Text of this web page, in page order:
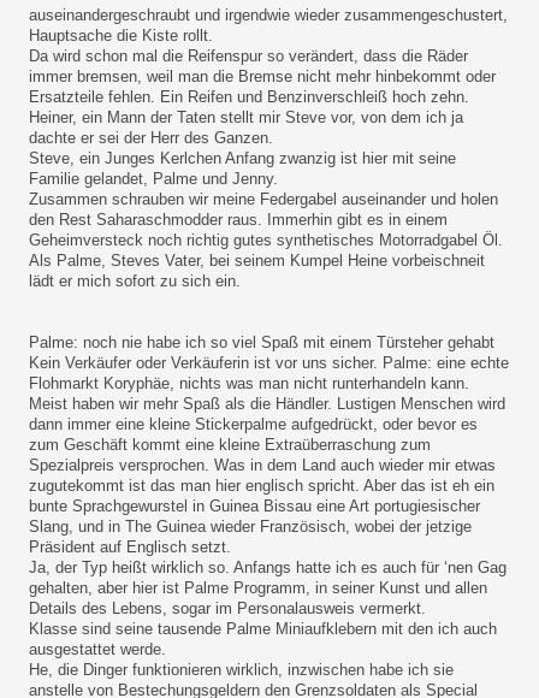
auseinandergeschraubt und irgendwie wieder zusammengeschustert,
Hauptsache die Kiste rollt.
Da wird schon mal die Reifenspur so verändert, dass die Räder
immer bremsen, weil man die Bremse nicht mehr hinbekommt oder
Ersatzteile fehlen. Ein Reifen und Benzinverschleiß hoch zehn.
Heiner, ein Mann der Taten stellt mir Steve vor, von dem ich ja
dachte er sei der Herr des Ganzen.
Steve, ein Junges Kerlchen Anfang zwanzig ist hier mit seine
Familie gelandet, Palme und Jenny.
Zusammen schrauben wir meine Federgabel auseinander und holen
den Rest Saharaschmodder raus. Immerhin gibt es in einem
Geheimversteck noch richtig gutes synthetisches Motorradgabel Öl.
Als Palme, Steves Vater, bei seinem Kumpel Heine vorbeischneit
lädt er mich sofort zu sich ein.
Palme: noch nie habe ich so viel Spaß mit einem Türsteher gehabt
Kein Verkäufer oder Verkäuferin ist vor uns sicher. Palme: eine echte
Flohmarkt Koryphäe, nichts was man nicht runterhandeln kann.
Meist haben wir mehr Spaß als die Händler. Lustigen Menschen wird
dann immer eine kleine Stickerpalme aufgedrückt, oder bevor es
zum Geschäft kommt eine kleine Extraüberraschung zum
Spezialpreis versprochen. Was in dem Land auch wieder mir etwas
zugutekommt ist das man hier englisch spricht. Aber das ist eh ein
bunte Sprachgewurstel in Guinea Bissau eine Art portugiesischer
Slang, und in The Guinea wieder Französisch, wobei der jetzige
Präsident auf Englisch setzt.
Ja, der Typ heißt wirklich so. Anfangs hatte ich es auch für ‘nen Gag
gehalten, aber hier ist Palme Programm, in seiner Kunst und allen
Details des Lebens, sogar im Personalausweis vermerkt.
Klasse sind seine tausende Palme Miniaufklebern mit den ich auch
ausgestattet werde.
He, die Dinger funktionieren wirklich, inzwischen habe ich sie
anstelle von Bestechungsgeldern den Grenzsoldaten als Special